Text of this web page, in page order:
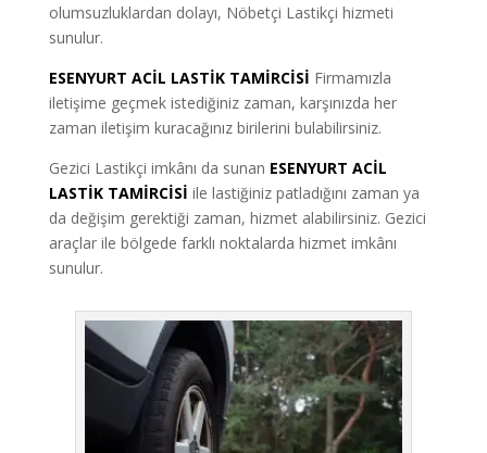
olumsuzluklardan dolayı, Nöbetçi Lastikçi hizmeti
sunulur.
ESENYURT ACİL LASTİK TAMİRCİSİ Firmamızla
iletişime geçmek istediğiniz zaman, karşınızda her
zaman iletişim kuracağınız birilerini bulabilirsiniz.
Gezici Lastikçi imkânı da sunan ESENYURT ACİL
LASTİK TAMİRCİSİ ile lastiğiniz patladığını zaman ya
da değişim gerektiği zaman, hizmet alabilirsiniz. Gezici
araçlar ile bölgede farklı noktalarda hizmet imkânı
sunulur.